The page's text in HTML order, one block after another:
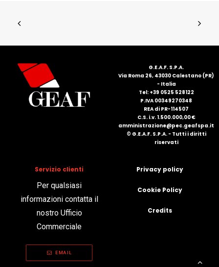
G.E.A.F. S.P.A.
Via Roma 26, 43030 Calestano (PR)
- Italia
Tel: +39 0525 528122
P.IVA 00349270348
REA di PR-114507
C.S. i.v. 1.500.000,00 €
amministrazione@pec.geafspa.it
© G.E.A.F. S.P.A. - Tutti i diritti
riservati
Servizio clienti
Per qualsiasi
informazioni contatta il
nostro Ufficio
Commerciale
EMAIL
Privacy policy
Cookie Policy
Credits